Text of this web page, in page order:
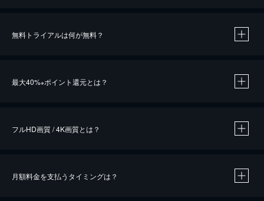
無料トライアルは何が無料？
最大40%※ポイント還元とは？
※40％ポイント還元の対象は、クレジットカード決済による作品の購入 / レンタルです。
フルHD画質 / 4K画質とは？
月額料金を支払うタイミングは？